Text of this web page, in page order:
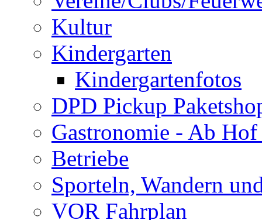
Kultur
Kindergarten
Kindergartenfotos
DPD Pickup
Gastronomie - Ab
Betriebe
Sporteln, Wandern
VOR Fahrplan